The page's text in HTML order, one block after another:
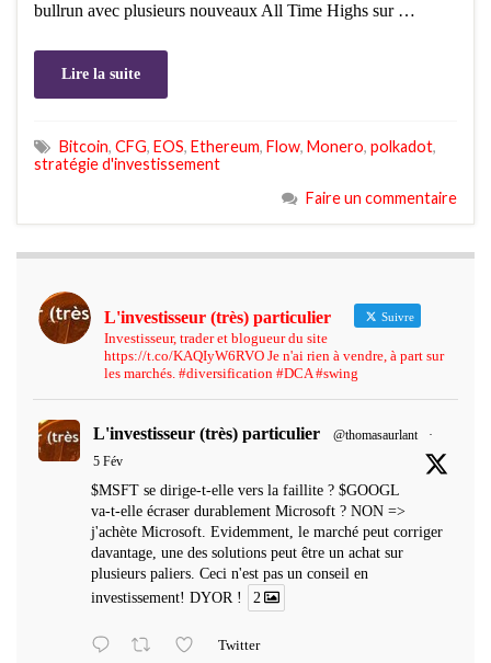
bullrun avec plusieurs nouveaux All Time Highs sur …
Lire la suite
Bitcoin, CFG, EOS, Ethereum, Flow, Monero, polkadot,
stratégie d'investissement
Faire un commentaire
L'investisseur (très) particulier Suivre
Investisseur, trader et blogueur du site
https://t.co/KAQIyW6RVO Je n'ai rien à vendre, à part sur
les marchés. #diversification #DCA #swing
L'investisseur (très) particulier @thomasaurlant
·
5 Fév
$MSFT se dirige-t-elle vers la faillite ? $GOOGL
va-t-elle écraser durablement Microsoft ? NON =>
j'achète Microsoft. Evidemment, le marché peut corriger
davantage, une des solutions peut être un achat sur
plusieurs paliers. Ceci n'est pas un conseil en
investissement! DYOR !
2
Twitter